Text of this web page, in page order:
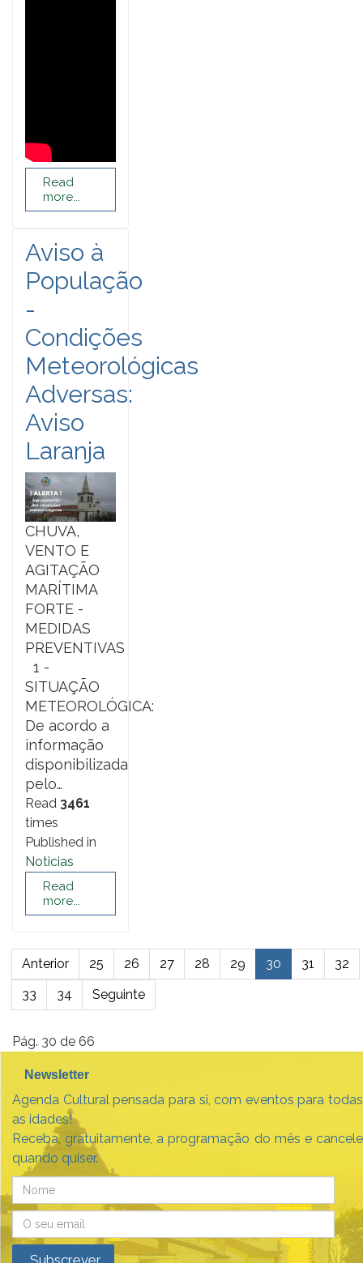
Read
more...
Aviso à
População
-
Condições
Meteorológicas
Adversas:
Aviso
Laranja
CHUVA,
VENTO E
AGITAÇÃO
MARÍTIMA
FORTE -
MEDIDAS
PREVENTIVAS
1 -
SITUAÇÃO
METEOROLÓGICA:
De acordo a
informação
disponibilizada
pelo…
Read 3461
times
Published in
Noticias
Read
more...
Anterior 25 26 27 28 29 30 31
32
33
34 Seguinte
Pág. 30 de 66
Newsletter
Agenda Cultural pensada para si, com eventos para todas
as idades!
Receba, gratuitamente, a programação do mês e cancele
quando quiser.